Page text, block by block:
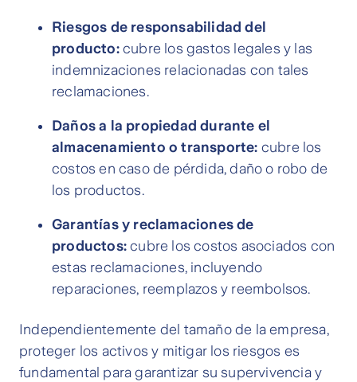
Riesgos de responsabilidad del
producto:cubre los gastos legales y las
indemnizaciones relacionadas con tales
reclamaciones.
Daños a la propiedad durante el
almacenamiento o transporte: cubre los
costos en caso de pérdida, daño o robo de
los productos.
Garantías y reclamaciones de
productos: cubre los costos asociados con
estas reclamaciones, incluyendo
reparaciones, reemplazos y reembolsos.
Independientemente del tamaño de la empresa,
proteger los activos y mitigar los riesgos es
fundamental para garantizar su supervivencia y